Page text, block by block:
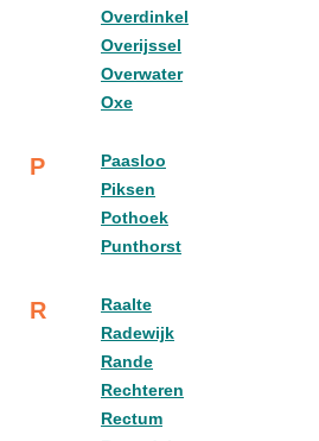
Overdinkel
Overijssel
Overwater
Oxe
P
Paasloo
Piksen
Pothoek
Punthorst
R
Raalte
Radewijk
Rande
Rechteren
Rectum